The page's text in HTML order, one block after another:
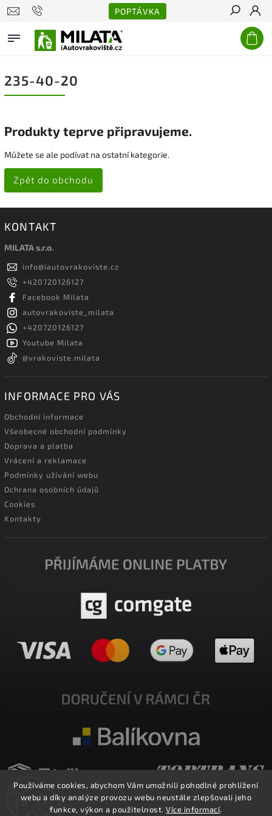
Používáme cookies, abychom Vám umožnili pohodlné prohlížení
webu a díky analýze provozu webu neustále zlepšovali jeho
funkce, výkon a použitelnost.Více informací.
POPTÁVKA
Hledat
235-40-20
Produkty teprve připravujeme.
Můžete se ale podívat na ostatní kategorie.
Zpět do obchodu
KONTAKT
MILATA s.r.o.
info@iautovrakoviste.cz
+420720126127
Facebook Milata
autovrakoviste_milata
+420720126127
Youtube Milata
@vrakoviste.milata
INFORMACE PRO VÁS
Obchodní informace
Všeobecné obchodní podmínky
Doprava a platba
Vrácení a reklamace
Podmínky užívání webu
Ochrana osobních údajů
Cookies
Kontakty